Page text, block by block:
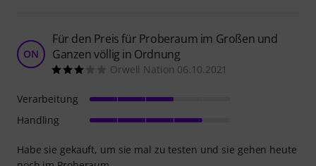
ON
Für den Preis für Proberaum im Großen und
Ganzen völlig in Ordnung
Orwell Nation 06.10.2021
Habe sie gekauft, um sie mal zu testen und sie gehen heute
Verarbeitung
Handling